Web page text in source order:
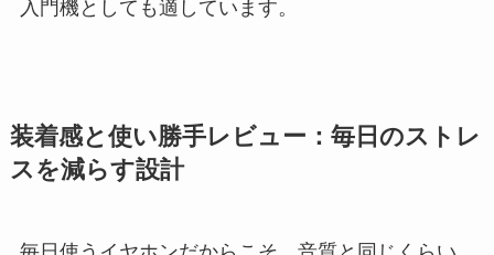
入門機としても適しています。
装着感と使い勝手レビュー：毎日のストレ
スを減らす設計